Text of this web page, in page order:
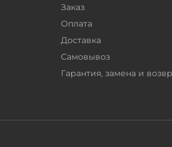
Заказ
Оплата
Доставка
Самовывоз
Гарантия, замена и